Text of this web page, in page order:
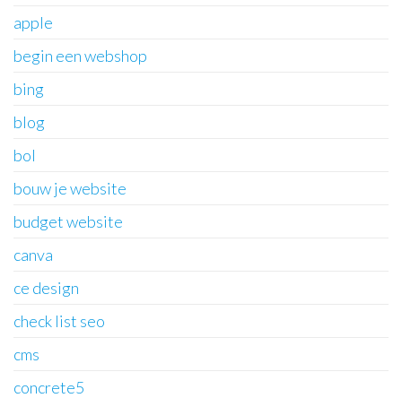
apple
begin een webshop
bing
blog
bol
bouw je website
budget website
canva
ce design
check list seo
cms
concrete5